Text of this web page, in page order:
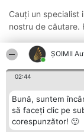
ȘOIMII
02:44
Bună, suntem
să faceți clic pe
corespunzător! 🙂
Cauți un specialist
nostru de căutare.